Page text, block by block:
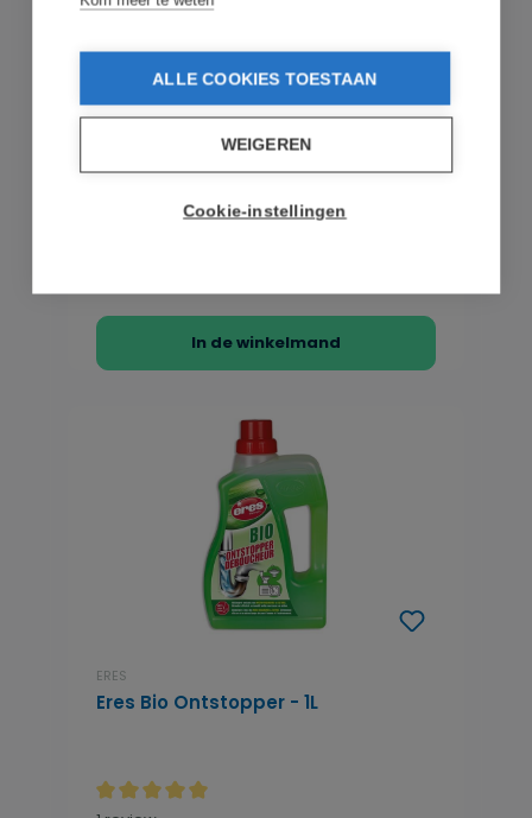
Eres Bicarbonaat - Spray - 750ml
Eres Bicarbonaat - Spray - 750ml Eres
Bicarbonaat(of zuiveringszout, baking soda
In de winkelmand
ERES
Eres Bio Ontstopper - 1L
ALLE COOKIES TOESTAAN
WEIGEREN
Cookie-instellingen